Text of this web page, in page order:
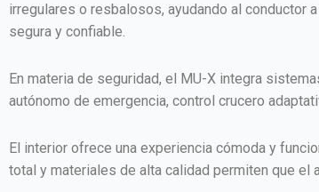
irregulares o resbalosos, ayudando al conductor
segura y confiable.
En materia de seguridad, el MU-X integra
autónomo de emergencia, control crucero
El interior ofrece una experiencia cómoda y
total y materiales de alta calidad permiten que el